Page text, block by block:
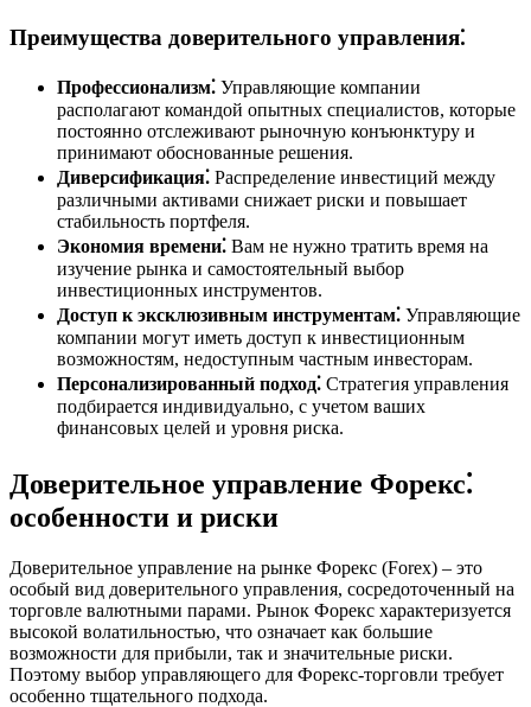
Преимущества доверительного управления⁚
Профессионализм⁚ Управляющие компании
располагают командой опытных специалистов, которые
постоянно отслеживают рыночную конъюнктуру и
принимают обоснованные решения.
Диверсификация⁚ Распределение инвестиций между
различными активами снижает риски и повышает
стабильность портфеля.
Экономия времени⁚ Вам не нужно тратить время на
изучение рынка и самостоятельный выбор
инвестиционных инструментов.
Доступ к эксклюзивным инструментам⁚ Управляющие
компании могут иметь доступ к инвестиционным
возможностям, недоступным частным инвесторам.
Персонализированный подход⁚ Стратегия управления
подбирается индивидуально, с учетом ваших
финансовых целей и уровня риска.
Доверительное управление Форекс⁚
особенности и риски
Доверительное управление на рынке Форекс (Forex) – это
особый вид доверительного управления, сосредоточенный на
торговле валютными парами. Рынок Форекс характеризуется
высокой волатильностью, что означает как большие
возможности для прибыли, так и значительные риски.
Поэтому выбор управляющего для Форекс-торговли требует
особенно тщательного подхода.